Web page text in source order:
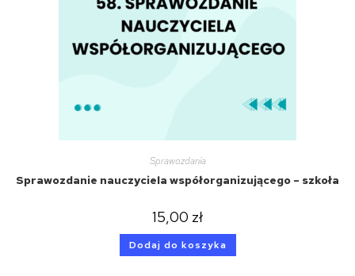
Sprawozdania
Sprawozdanie nauczyciela współorganizującego – szkoła
15,00 zł
Dodaj do koszyka